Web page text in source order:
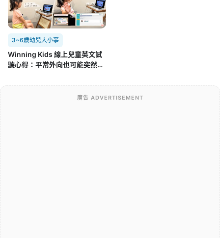
3~6歲幼兒大小事
Winning Kids 線上兒童英文試
聽心得：平常外向也可能突然不
實反應
廣告 ADVERTISEMENT